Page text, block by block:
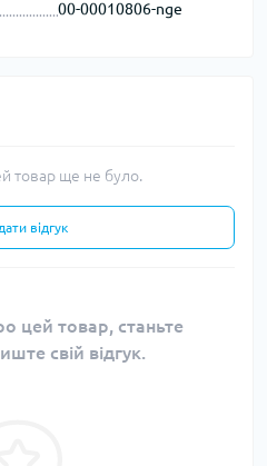
00-00010806-nge
товар ще не було.
відгук
цей товар, станьте
свій відгук.